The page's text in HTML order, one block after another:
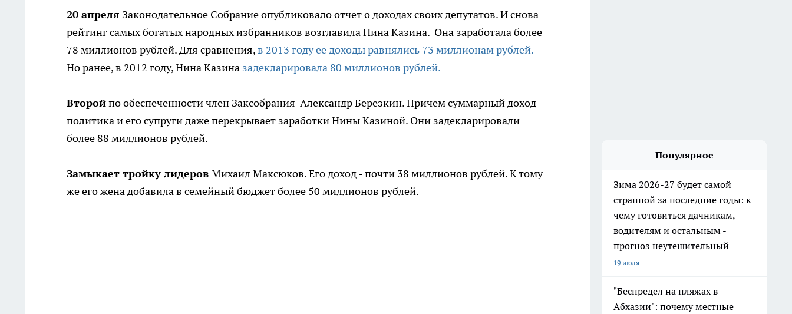
20 апреля Законодательное Собрание опубликовало отчет о доходах своих депутатов. И снова
рейтинг самых богатых народных избранников возглавила Нина Казина. Она заработала более
78 миллионов рублей. Для сравнения,в 2013 году ее доходы равнялись 73 миллионам рублей.
Но ранее, в 2012 году, Нина Казина задекларировала 80 миллионов рублей.
Второйпо обеспеченности член Заксобрания Александр Березкин. Причем суммарный доход
политика и его супруги даже перекрывает заработки Нины Казиной. Они задекларировали
более 88 миллионов рублей.
Замыкает тройку лидеров Михаил Максюков. Его доход - почти 38 миллионов рублей. К тому
же его жена добавила в семейный бюджет более 50 миллионов рублей.
Популярное
Зима 2026-27 будет самой
странной за последние годы: к
чему готовиться дачникам,
водителям и остальным -
прогноз неутешительный
19 июля
"Беспредел на пляжах в
Абхазии": почему местные